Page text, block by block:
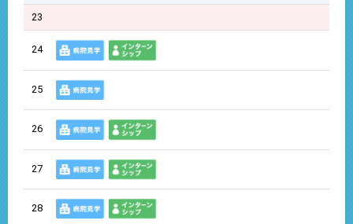
23
24
25
26
27
28